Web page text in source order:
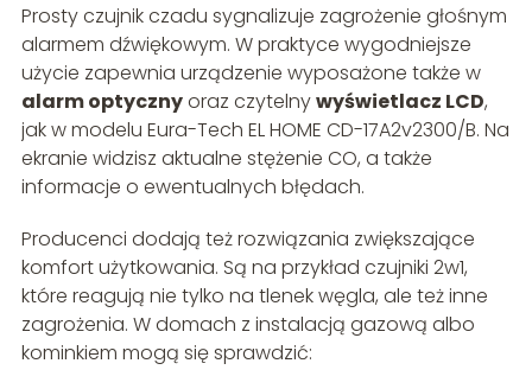
Prosty czujnik czadu sygnalizuje zagrożenie głośnym
alarmem dźwiękowym. W praktyce wygodniejsze
użycie zapewnia urządzenie wyposażone także w
alarm optycznyoraz czytelnywyświetlacz LCD,
jak w modelu Eura-Tech EL HOME CD-17A2v2300/B. Na
ekranie widzisz aktualne stężenie CO, a także
informacje o ewentualnych błędach.
Producenci dodają też rozwiązania zwiększające
komfort użytkowania. Są na przykład czujniki 2w1,
które reagują nie tylko na tlenek węgla, ale też inne
zagrożenia. W domach z instalacją gazową albo
kominkiem mogą się sprawdzić: